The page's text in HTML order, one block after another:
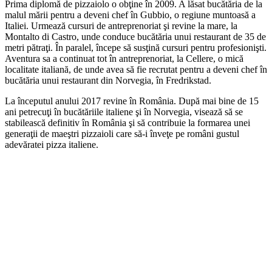
Prima diplomă de pizzaiolo o obţine în 2009. A lăsat bucătăria de la
malul mării pentru a deveni chef în Gubbio, o regiune muntoasă a
Italiei. Urmează cursuri de antreprenoriat şi revine la mare, la
Montalto di Castro, unde conduce bucătăria unui restaurant de 35 de
metri pătraţi. În paralel, începe să susţină cursuri pentru profesionişti.
Aventura sa a continuat tot în antreprenoriat, la Cellere, o mică
localitate italiană, de unde avea să fie recrutat pentru a deveni chef în
bucătăria unui restaurant din Norvegia, în Fredrikstad.
La începutul anului 2017 revine în România. După mai bine de 15
ani petrecuţi în bucătăriile italiene şi în Norvegia, visează să se
stabilească definitiv în România şi să contribuie la formarea unei
generaţii de maeştri pizzaioli care să-i înveţe pe români gustul
adevăratei pizza italiene.